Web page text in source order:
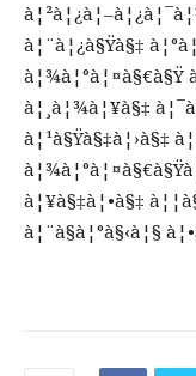
à¦¨à¦¿à§Ÿà§‡
à¦¾à¦°à¦¤à§€à§Ÿ
à¦¸à¦¾à¦¥à§‡
à¦¹à§Ÿà§‡à¦›à§‡
à¦¥à§‡à¦•à§‡
à¦¨à§à¦°à§‹à¦§